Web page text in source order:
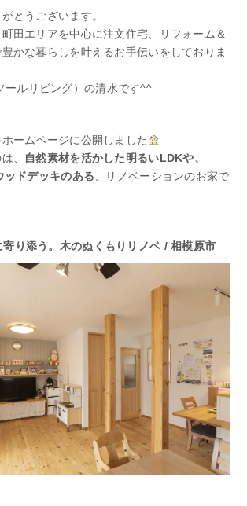
とうございます。
田エリアを中心に注文住宅、リフォーム＆
かな暮らしを叶えるお手伝いをしておりま
ールリビング）の清水です^^
ームページに公開しました
、
自然素材を活かした明るいLDKや、
ドデッキのある、リノベーションのお家で
り添う。木のぬくもりリノベ / 相模原市